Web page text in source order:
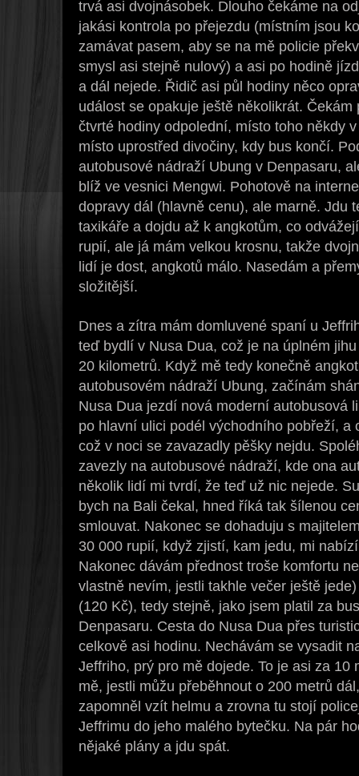
trvá asi dvojnásobek. Dlouho čekáme na
jakási kontrola po přejezdu (místním jsou
zamávat pasem, aby se na mě policie
smysl asi stejně nulový) a asi po hodině
a dál nejede. Řidič asi půl hodiny něco
událost se opakuje ještě několikrát.
čtvrté hodiny odpolední, místo toho někdy
místo uprostřed divočiny, kdy bus končí.
autobusové nádraží Ubung v Denpasaru,
blíž ve vesnici Mengwi. Pohotově na
dopravy dál (hlavně cenu), ale marně. Jdu
taxikáře a dojdu až k angkotům, co
rupií, ale já mám velkou krosnu, takže
lidí je dost, angkotů málo. Nasedám a
složitější.
Dnes a zítra mám domluvené spaní u
teď bydlí v Nusa Dua, což je na úplném
20 kilometrů. Když mě tedy konečně
autobusovém nádraží Ubung, začínám
Nusa Dua jezdí nová moderní autobusová
po hlavní ulici podél východního pobřeží, a
což v noci se zavazadly pěšky nejdu.
zavezly na autobusové nádraží, kde ona
několik lidí mi tvrdí, že teď už nic nejede.
bych na Bali čekal, hned říká tak šílenou
smlouvat. Nakonec se dohaduju s
30 000 rupií, když zjistí, kam jedu, mi
Nakonec dávám přednost troše komfortu
vlastně nevím, jestli takhle večer ještě
(120 Kč), tedy stejně, jako jsem platil za
Denpasaru. Cesta do Nusa Dua přes
celkově asi hodinu. Nechávám se vysadit
Jeffriho, prý pro mě dojede. To je asi za
mě, jestli můžu přeběhnout o 200 metrů
zapomněl vzít helmu a zrovna tu stojí
Jeffrimu do jeho malého bytečku. Na pár
nějaké plány a jdu spát.